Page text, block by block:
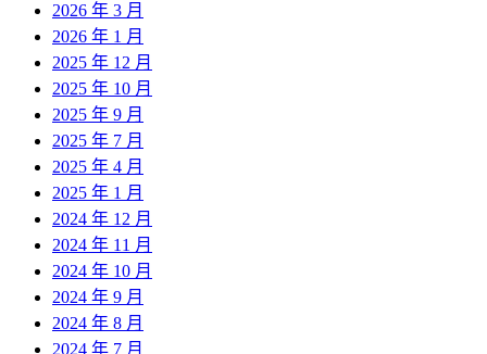
2026 年 3 月
2026 年 1 月
2025 年 12 月
2025 年 10 月
2025 年 9 月
2025 年 7 月
2025 年 4 月
2025 年 1 月
2024 年 12 月
2024 年 11 月
2024 年 10 月
2024 年 9 月
2024 年 8 月
2024 年 7 月